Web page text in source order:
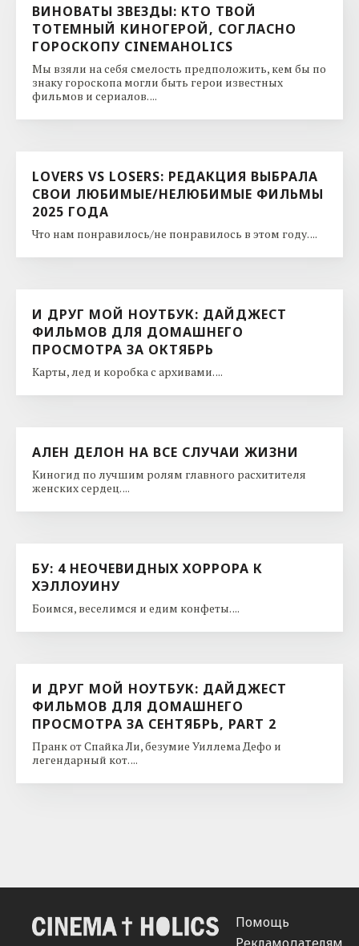
ВИНОВАТЫ ЗВЕЗДЫ: КТО ТВОЙ
ТОТЕМНЫЙ КИНОГЕРОЙ, СОГЛАСНО
ГОРОСКОПУ CINEMAHOLICS
Мы взяли на себя смелость предположить, кем бы по
знаку гороскопа могли быть герои известных
фильмов и сериалов. ...
LOVERS VS LOSERS: РЕДАКЦИЯ ВЫБРАЛА
СВОИ ЛЮБИМЫЕ/НЕЛЮБИМЫЕ ФИЛЬМЫ
2025 ГОДА
Что нам понравилось/не понравилось в этом году. ...
И ДРУГ МОЙ НОУТБУК: ДАЙДЖЕСТ
ФИЛЬМОВ ДЛЯ ДОМАШНЕГО
ПРОСМОТРА ЗА ОКТЯБРЬ
Карты, лед и коробка с архивами. ...
АЛЕН ДЕЛОН НА ВСЕ СЛУЧАИ ЖИЗНИ
Киногид по лучшим ролям главного расхитителя
женских сердец. ...
БУ: 4 НЕОЧЕВИДНЫХ ХОРРОРА К
ХЭЛЛОУИНУ
Боимся, веселимся и едим конфеты. ...
И ДРУГ МОЙ НОУТБУК: ДАЙДЖЕСТ
ФИЛЬМОВ ДЛЯ ДОМАШНЕГО
ПРОСМОТРА ЗА СЕНТЯБРЬ, PART 2
Пранк от Спайка Ли, безумие Уиллема Дефо и
легендарный кот. ...
Помощь